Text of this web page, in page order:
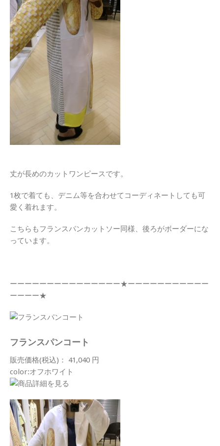
丈が長めのカットワンピースです。
1枚で着ても、デニム等を合わせてコーディネートしても可
愛く着れます。
こちらもフランスパンカットソー同様、後ろがボーダーにな
っています。
ーーーーーーーーーーーーーーー★ーーーーーーーーーーー
ーーーー★
フランスパンコート
販売価格(税込)： 41,040 円
color:オフホワイト